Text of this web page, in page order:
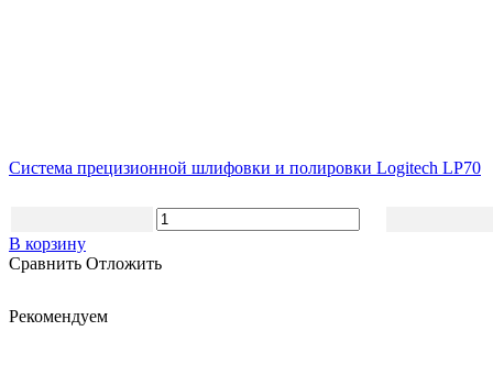
Система прецизионной шлифовки и полировки Logitech LP70
В корзину
Сравнить Отложить
Рекомендуем